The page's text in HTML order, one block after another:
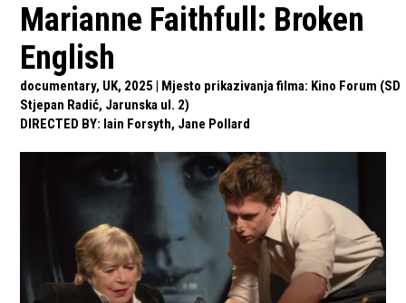
Marianne Faithfull: Broken
English
documentary, UK, 2025 | Mjesto prikazivanja filma: Kino Forum (SD
Stjepan Radić, Jarunska ul. 2)
DIRECTED BY: Iain Forsyth, Jane Pollard